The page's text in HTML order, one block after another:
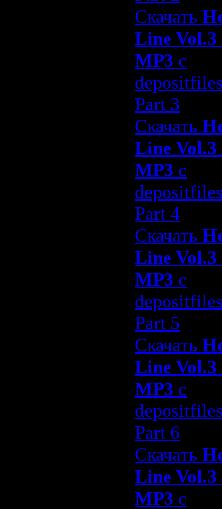
Скачать
Line Vol.3
MP3 с
Part 3
Скачать
Line Vol.3
MP3 с
Part 4
Скачать
Line Vol.3
MP3 с
Part 5
Скачать
Line Vol.3
MP3 с
Part 6
Скачать
Line Vol.3
MP3 с